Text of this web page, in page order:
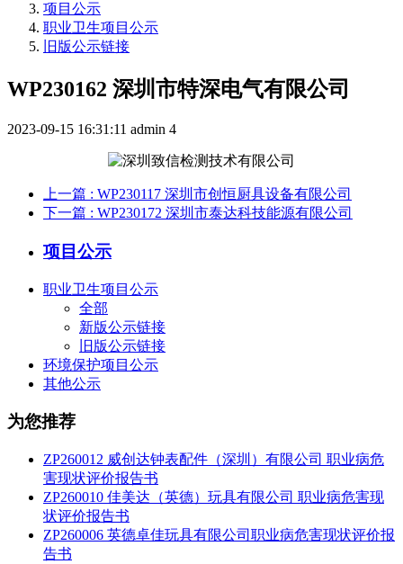
项目公示
职业卫生项目公示
旧版公示链接
WP230162 深圳市特深电气有限公司
2023-09-15 16:31:11 admin 4
上一篇 : WP230117 深圳市创恒厨具设备有限公司
下一篇 : WP230172 深圳市泰达科技能源有限公司
项目公示
职业卫生项目公示
全部
新版公示链接
旧版公示链接
环境保护项目公示
其他公示
为您推荐
ZP260012 威创达钟表配件（深圳）有限公司 职业病危
害现状评价报告书
ZP260010 佳美达（英德）玩具有限公司 职业病危害现
状评价报告书
ZP260006 英德卓佳玩具有限公司职业病危害现状评价报
告书